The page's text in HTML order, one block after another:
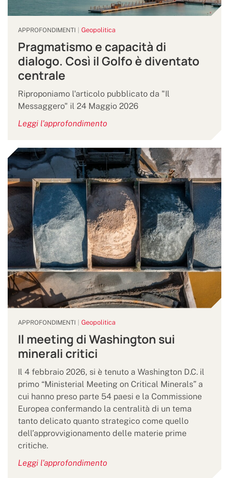
APPROFONDIMENTI Geopolitica
Pragmatismo e capacità di
dialogo. Così il Golfo è diventato
centrale
Riproponiamo l'articolo pubblicato da "Il
Messaggero" il 24 Maggio 2026
Leggi l'approfondimento
APPROFONDIMENTI Geopolitica
Il meeting di Washington sui
minerali critici
Il 4 febbraio 2026, si è tenuto a Washington D.C. il
primo “Ministerial Meeting on Critical Minerals” a
cui hanno preso parte 54 paesi e la Commissione
Europea confermando la centralità di un tema
tanto delicato quanto strategico come quello
dell’approvvigionamento delle materie prime
critiche.
Leggi l'approfondimento